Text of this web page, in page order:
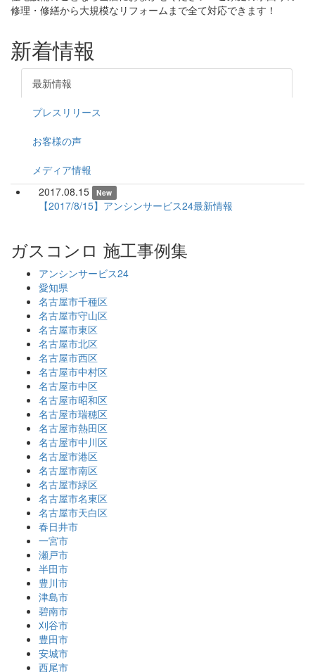
修理・修繕から大規模なリフォームまで全て対応できます！
新着情報
最新情報
プレスリリース
お客様の声
メディア情報
2017.08.15
New
【2017/8/15】アンシンサービス24最新情報
ガスコンロ 施工事例集
アンシンサービス24
愛知県
名古屋市千種区
名古屋市守山区
名古屋市東区
名古屋市北区
名古屋市西区
名古屋市中村区
名古屋市中区
名古屋市昭和区
名古屋市瑞穂区
名古屋市熱田区
名古屋市中川区
名古屋市港区
名古屋市南区
名古屋市緑区
名古屋市名東区
名古屋市天白区
春日井市
一宮市
瀬戸市
半田市
豊川市
津島市
碧南市
刈谷市
豊田市
安城市
西尾市